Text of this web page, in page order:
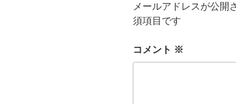
メールアドレスが公開
須項目です
コメント ※